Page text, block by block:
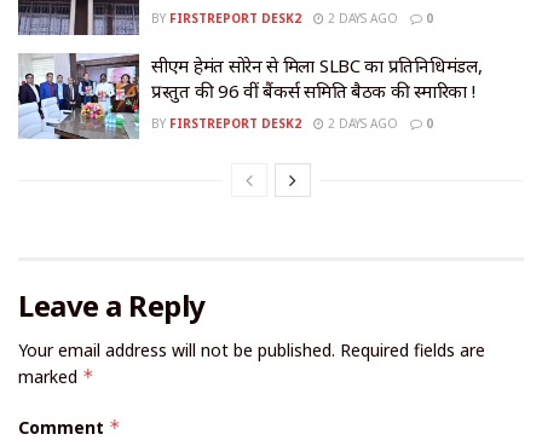
BY FIRSTREPORT DESK2 2 DAYS AGO 0
सीएम हेमंत सोरेन से मिला SLBC का प्रतिनिधिमंडल,
प्रस्तुत की 96 वीं बैंकर्स समिति बैठक की स्मारिका !
BY FIRSTREPORT DESK2 2 DAYS AGO 0
Leave a Reply
Your email address will not be published. Required fields are
marked *
Comment *